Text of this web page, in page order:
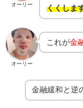
オーリー
くくしま
オーリー
これが金
金融緩和と逆